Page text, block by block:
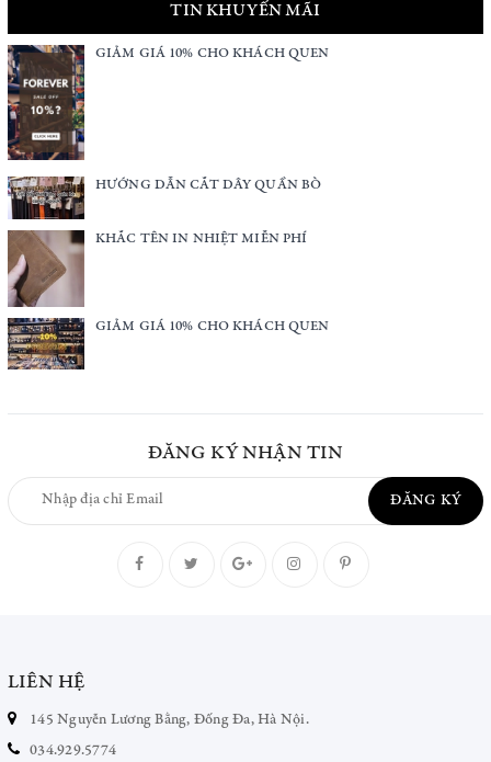
TIN KHUYẾN MÃI
GIẢM GIÁ 10% CHO KHÁCH QUEN
HƯỚNG DẪN CẮT DÂY QUẦN BÒ
KHẮC TÊN IN NHIỆT MIỄN PHÍ
GIẢM GIÁ 10% CHO KHÁCH QUEN
ĐĂNG KÝ NHẬN TIN
ĐĂNG KÝ
LIÊN HỆ
145 Nguyễn Lương Bằng, Đống Đa, Hà Nội.
034.929.5774